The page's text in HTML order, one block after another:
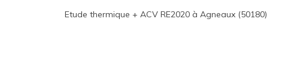
Etude thermique + ACV RE2020 à Agneaux (50180)